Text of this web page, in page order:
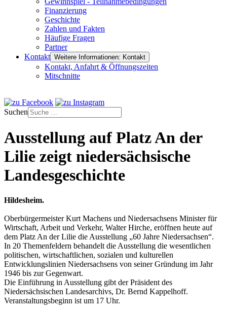
Finanzierung
Geschichte
Zahlen und Fakten
Häufige Fragen
Partner
Kontakt Weitere Informationen: Kontakt
Kontakt, Anfahrt & Öffnungszeiten
Mitschnitte
Suchen
Ausstellung auf Platz An der
Lilie zeigt niedersächsische
Landesgeschichte
Hildesheim.
Oberbürgermeister Kurt Machens und Niedersachsens Minister für
Wirtschaft, Arbeit und Verkehr, Walter Hirche, eröffnen heute auf
dem Platz An der Lilie die Ausstellung „60 Jahre Niedersachsen“.
In 20 Themenfeldern behandelt die Ausstellung die wesentlichen
politischen, wirtschaftlichen, sozialen und kulturellen
Entwicklungslinien Niedersachsens von seiner Gründung im Jahr
1946 bis zur Gegenwart.
Die Einführung in Ausstellung gibt der Präsident des
Niedersächsischen Landesarchivs, Dr. Bernd Kappelhoff.
Veranstaltungsbeginn ist um 17 Uhr.